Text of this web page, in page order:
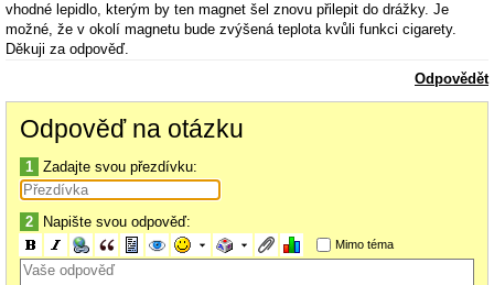
vhodné lepidlo, kterým by ten magnet šel znovu přilepit do drážky. Je
možné, že v okolí magnetu bude zvýšená teplota kvůli funkci cigarety.
Děkuji za odpověď.
Odpovědět
Odpověď na otázku
1 Zadajte svou přezdívku:
2 Napište svou odpověď:
Mimo téma